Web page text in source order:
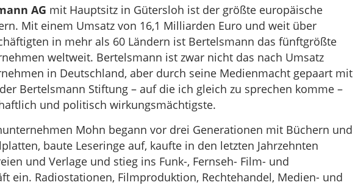
AG mit Hauptsitz in Gütersloh ist der größte europäische
Mit einem Umsatz von 16,1 Milliarden Euro und weit über
in mehr als 60 Ländern ist Bertelsmann das fünftgrößte
weltweit. Bertelsmann ist zwar nicht das nach Umsatz
in Deutschland, aber durch seine Medienmacht gepaart mit
Bertelsmann Stiftung – auf die ich gleich zu sprechen komme –
und politisch wirkungsmächtigste.
Mohn begann vor drei Generationen mit Büchern und
baute Leseringe auf, kaufte in den letzten Jahrzehnten
und Verlage und stieg ins Funk-, Fernseh- Film- und
ein. Radiostationen, Filmproduktion, Rechtehandel, Medien- und